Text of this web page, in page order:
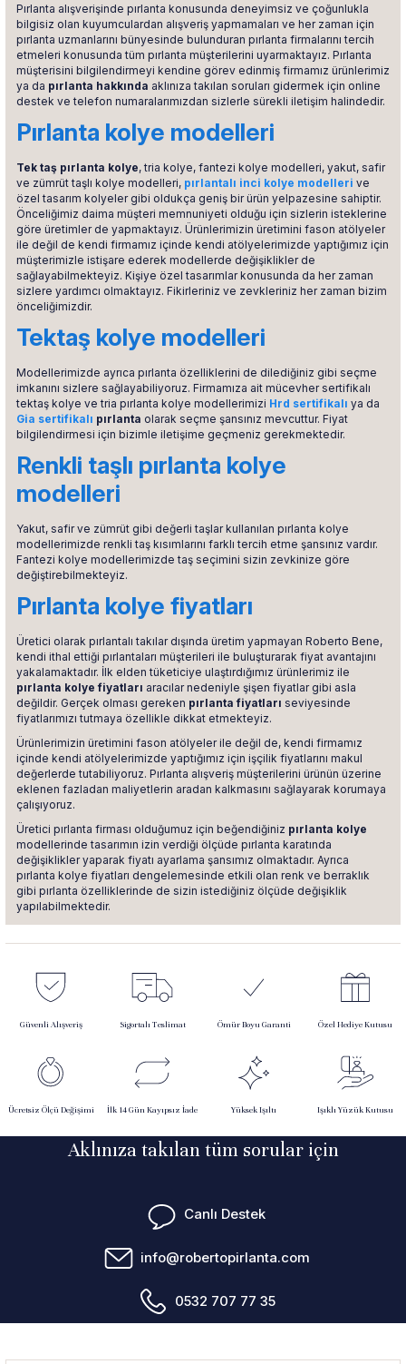
Pırlanta alışverişinde pırlanta konusunda deneyimsiz ve çoğunlukla
bilgisiz olan kuyumculardan alışveriş yapmamaları ve her zaman için
pırlanta uzmanlarını bünyesinde bulunduran pırlanta firmalarını tercih
etmeleri konusunda tüm pırlanta müşterilerini uyarmaktayız. Pırlanta
müşterisini bilgilendirmeyi kendine görev edinmiş firmamız ürünlerimiz
ya da pırlanta hakkında aklınıza takılan soruları gidermek için online
destek ve telefon numaralarımızdan sizlerle sürekli iletişim halindedir.
Pırlanta kolye modelleri
Tek taş pırlanta kolye, tria kolye, fantezi kolye modelleri, yakut, safir
ve zümrüt taşlı kolye modelleri, pırlantalı inci kolye modelleri ve
özel tasarım kolyeler gibi oldukça geniş bir ürün yelpazesine sahiptir.
Önceliğimiz daima müşteri memnuniyeti olduğu için sizlerin isteklerine
göre üretimler de yapmaktayız. Ürünlerimizin üretimini fason atölyeler
ile değil de kendi firmamız içinde kendi atölyelerimizde yaptığımız için
müşterimizle istişare ederek modellerde değişiklikler de
sağlayabilmekteyiz. Kişiye özel tasarımlar konusunda da her zaman
sizlere yardımcı olmaktayız. Fikirleriniz ve zevkleriniz her zaman bizim
önceliğimizdir.
Tektaş kolye modelleri
Modellerimizde ayrıca pırlanta özelliklerini de dilediğiniz gibi seçme
imkanını sizlere sağlayabiliyoruz. Firmamıza ait mücevher sertifikalı
tektaş kolye ve tria pırlanta kolye modellerimizi Hrd sertifikalı ya da
Gia sertifikalı pırlanta olarak seçme şansınız mevcuttur. Fiyat
bilgilendirmesi için bizimle iletişime geçmeniz gerekmektedir.
Renkli taşlı pırlanta kolye
modelleri
Yakut, safir ve zümrüt gibi değerli taşlar kullanılan pırlanta kolye
modellerimizde renkli taş kısımlarını farklı tercih etme şansınız vardır.
Fantezi kolye modellerimizde taş seçimini sizin zevkinize göre
değiştirebilmekteyiz.
Pırlanta kolye fiyatları
Üretici olarak pırlantalı takılar dışında üretim yapmayan Roberto Bene,
kendi ithal ettiği pırlantaları müşterileri ile buluşturarak fiyat avantajını
yakalamaktadır. İlk elden tüketiciye ulaştırdığımız ürünlerimiz ile
pırlanta kolye fiyatları aracılar nedeniyle şişen fiyatlar gibi asla
değildir. Gerçek olması gereken pırlanta fiyatları seviyesinde
fiyatlarımızı tutmaya özellikle dikkat etmekteyiz.
Ürünlerimizin üretimini fason atölyeler ile değil de, kendi firmamız
içinde kendi atölyelerimizde yaptığımız için işçilik fiyatlarını makul
değerlerde tutabiliyoruz. Pırlanta alışveriş müşterilerini ürünün üzerine
eklenen fazladan maliyetlerin aradan kalkmasını sağlayarak korumaya
çalışıyoruz.
Üretici pırlanta firması olduğumuz için beğendiğiniz pırlanta kolye
modellerinde tasarımın izin verdiği ölçüde pırlanta karatında
değişiklikler yaparak fiyatı ayarlama şansımız olmaktadır. Ayrıca
pırlanta kolye fiyatları dengelemesinde etkili olan renk ve berraklık
gibi pırlanta özelliklerinde de sizin istediğiniz ölçüde değişiklik
yapılabilmektedir.
Güvenli Alışveriş Sigortalı Teslimat Ömür Boyu Garanti Özel Hediye Kutusu
Ücretsiz Ölçü Değişimi İlk 14 Gün Kayıpsız İade Yüksek Işıltı Işıklı Yüzük Kutusu
Aklınıza takılan tüm sorular için
Canlı Destek
info@robertopirlanta.com
0532 707 77 35